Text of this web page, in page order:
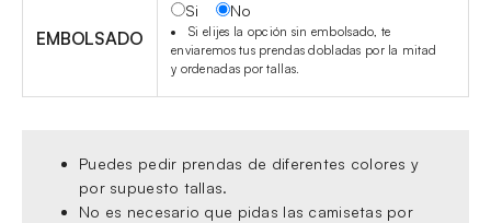
EMBOLSADO
Si No
Si elijes la opción sin embolsado, te
enviaremos tus prendas dobladas por la mitad
y ordenadas por tallas.
Puedes pedir prendas de diferentes colores y
por supuesto tallas.
No es necesario que pidas las camisetas por